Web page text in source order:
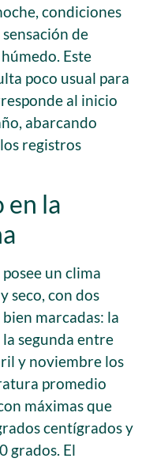
condiciones
de
Este
poco usual para
al inicio
abarcando
registros
la
un clima
seco, con dos
marcadas: la
segunda entre
y noviembre los
promedio
máximas que
centígrados y
grados. El